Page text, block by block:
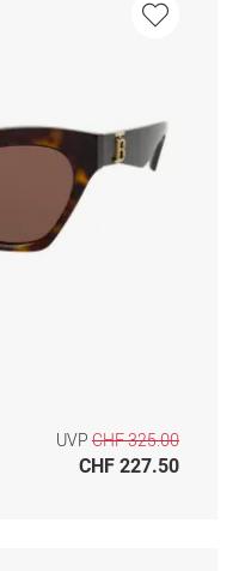
UVP CHF 325.00
CHF 227.50